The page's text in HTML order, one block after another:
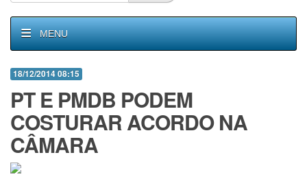
MENU
18/12/2014 08:15
PT E PMDB PODEM
COSTURAR ACORDO NA
CÂMARA